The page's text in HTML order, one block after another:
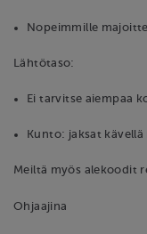
Nopeimmille
Lähtötaso:
Ei tarvitse aiempaa
Kunto: jaksat kävellä
Meiltä myös alekoodit
Ohjaajina